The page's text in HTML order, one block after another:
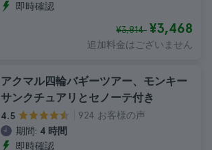
即時確認
¥3,814 ¥3,468
追加料金はございません
アクマル四輪バギーツアー、モンキー
サンクチュアリとセノーテ付き
4.5
924 お客様の声
期間: 4 時間
即時確認